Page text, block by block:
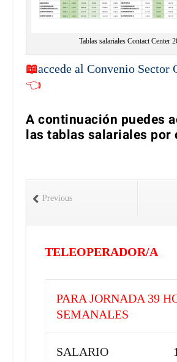
Tablas salariales Contact Center
📖accede al Convenio Sector
👈
A continuación puedes
las tablas salariales por
Previous
TELEOPERADOR/A
PARA JORNADA 39
SEMANALES
SALARIO